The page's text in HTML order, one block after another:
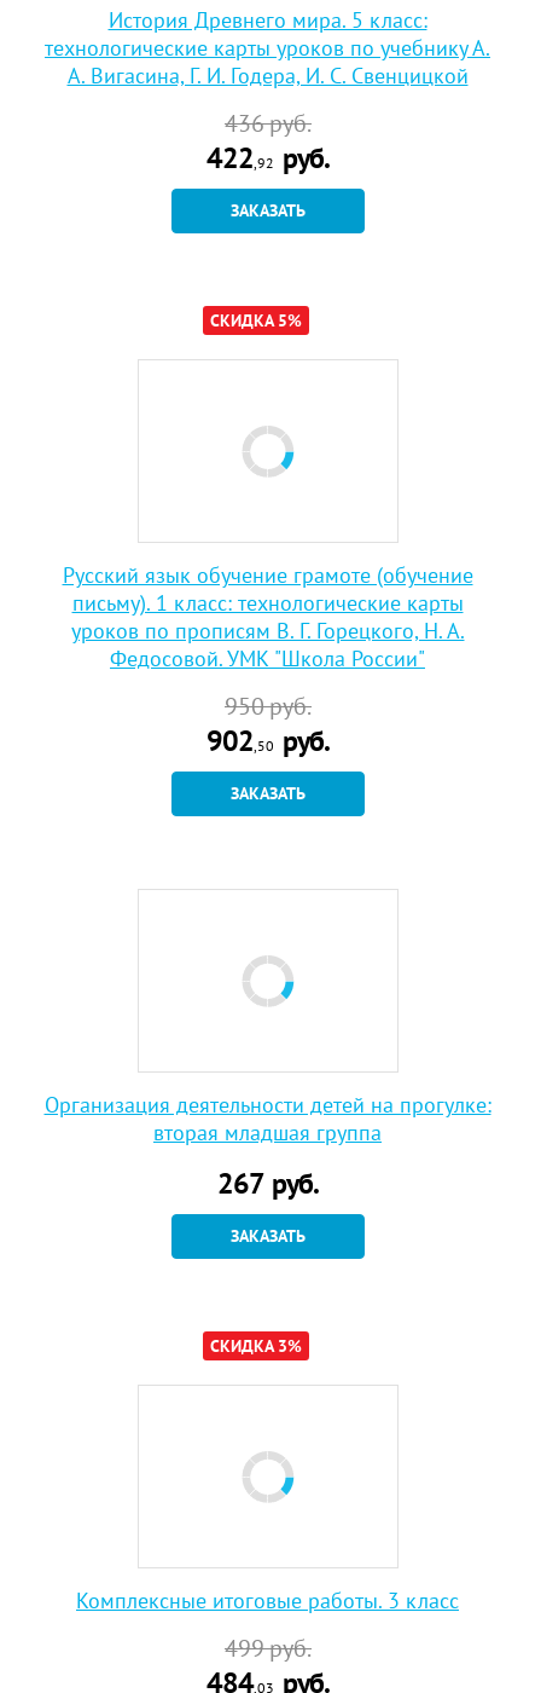
История Древнего мира. 5 класс:
технологические карты уроков по учебнику А.
А. Вигасина, Г. И. Годера, И. С. Свенцицкой
436руб.
422,92 руб.
ЗАКАЗАТЬ
СКИДКА 5%
Русский язык обучение грамоте (обучение
письму). 1 класс: технологические карты
уроков по прописям В. Г. Горецкого, Н. А.
Федосовой. УМК "Школа России"
950руб.
902,50 руб.
ЗАКАЗАТЬ
Организация деятельности детей на прогулке:
вторая младшая группа
267руб.
ЗАКАЗАТЬ
СКИДКА 3%
Комплексные итоговые работы. 3 класс
499руб.
484,03 руб.